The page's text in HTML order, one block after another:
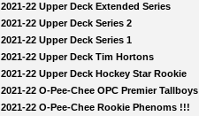
2021-22 Upper Deck Extended Series
2021-22 Upper Deck Series 2
2021-22 Upper Deck Series 1
2021-22 Upper Deck Tim Hortons
2021-22 Upper Deck Hockey Star Rookie
2021-22 O-Pee-Chee OPC Premier Tallboys
2021-22 O-Pee-Chee Rookie Phenoms !!!